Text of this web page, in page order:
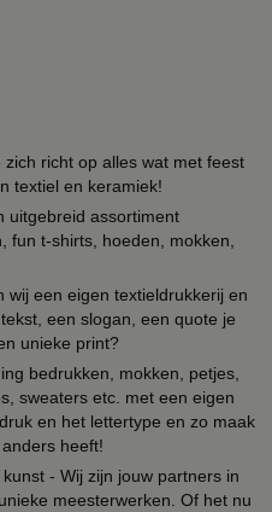
richt op alles wat met feest
textiel en keramiek!
uitgebreid assortiment
fun t-shirts, hoeden, mokken,
wij een eigen textieldrukkerij en
een slogan, een quote je
unieke print?
bedrukken, mokken, petjes,
sweaters etc. met een eigen
en het lettertype en zo maak
heeft!
- Wij zijn jouw partners in
meesterwerken. Of het nu